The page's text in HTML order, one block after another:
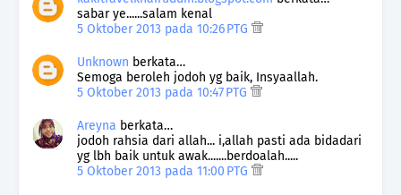
sabar ye......salam kenal
5 Oktober 2013 pada 10:26 PTG
Unknown berkata…
Semoga beroleh jodoh yg baik, Insyaallah.
5 Oktober 2013 pada 10:47 PTG
Areyna berkata…
jodoh rahsia dari allah... i,allah pasti ada bidadari
yg lbh baik untuk awak.......berdoalah.....
5 Oktober 2013 pada 11:00 PTG